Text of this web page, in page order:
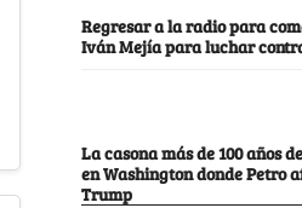
Regresar a la radio para
Iván Mejía para luchar
La casona más de 100 años
en Washington donde Petro
Trump